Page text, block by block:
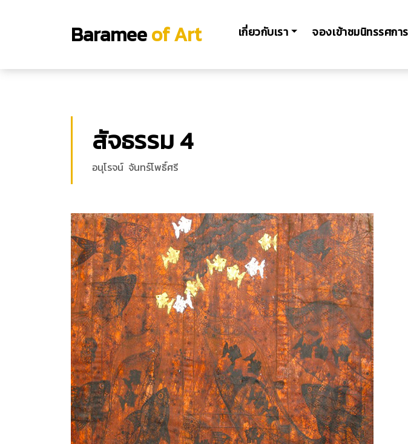
Barameeof Art เกี่ยวกับเรา จองเข้าชมนิทรรศการ
สัจธรรม 4
อนุโรจน์ จันทร์โพธิ์ศรี